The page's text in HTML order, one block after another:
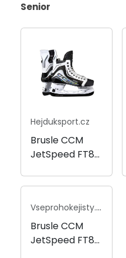
Senior
Hejduksport.cz
Brusle CCM
JetSpeed ​​​​FT8
Vseprohokejisty.cz
Brusle CCM
JetSpeed ​​​​FT8